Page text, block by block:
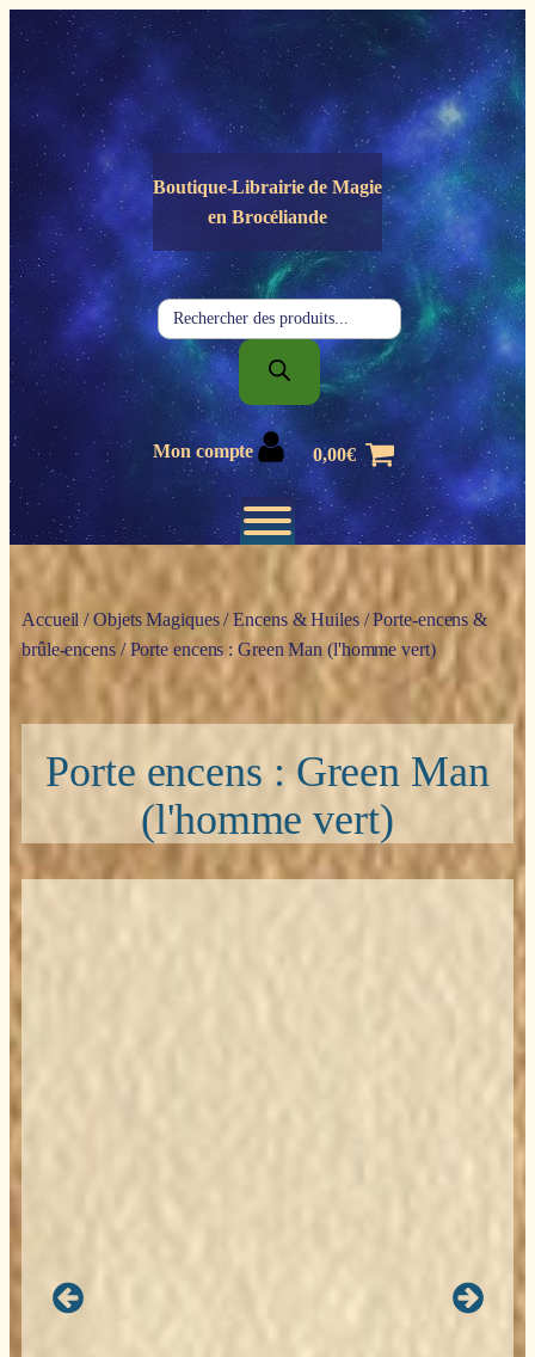
Panneau de gestion des cookies
Boutique-Librairie deMagie
en Brocéliande
Recherche
de
produits
Mon compte 0,00€
Accueil /Objets Magiques/Encens & Huiles/Porte-encens &
brûle-encens/ Porte encens : Green Man (l'homme vert)
Porte encens : Green Man
(l'homme vert)